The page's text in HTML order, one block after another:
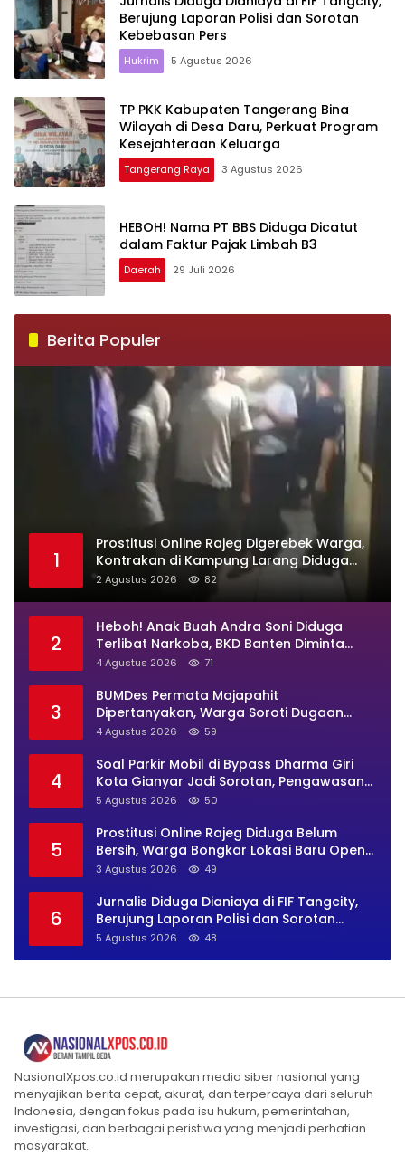
Berujung Laporan Polisi dan Sorotan
Kebebasan Pers
Hukrim 5 Agustus 2026
TP PKK Kabupaten Tangerang Bina
Wilayah di Desa Daru, Perkuat Program
Kesejahteraan Keluarga
Tangerang Raya 3 Agustus 2026
HEBOH! Nama PT BBS Diduga Dicatut
dalam Faktur Pajak Limbah B3
Daerah 29 Juli 2026
Berita Populer
1
Prostitusi Online Rajeg Digerebek Warga,
Kontrakan di Kampung Larang Diduga
Jadi Sarang Maksiat
2 Agustus 2026 82
2
Heboh! Anak Buah Andra Soni Diduga
Terlibat Narkoba, BKD Banten Diminta
Buka Suara
4 Agustus 2026 71
3
BUMDes Permata Majapahit
Dipertanyakan, Warga Soroti Dugaan
Pengelolaan Tak Transparan
4 Agustus 2026 59
4
Soal Parkir Mobil di Bypass Dharma Giri
Kota Gianyar Jadi Sorotan, Pengawasan
Inkait Dipertanyakan
5 Agustus 2026 50
5
Prostitusi Online Rajeg Diduga Belum
Bersih, Warga Bongkar Lokasi Baru Open
BO Usai Penggerebekan
3 Agustus 2026 49
6
Jurnalis Diduga Dianiaya di FIF Tangcity,
Berujung Laporan Polisi dan Sorotan
Kebebasan Pers
5 Agustus 2026 48
NasionalXpos.co.id merupakan media siber nasional yang
menyajikan berita cepat, akurat, dan terpercaya dari seluruh
Indonesia, dengan fokus pada isu hukum, pemerintahan,
investigasi, dan berbagai peristiwa yang menjadi perhatian
masyarakat.